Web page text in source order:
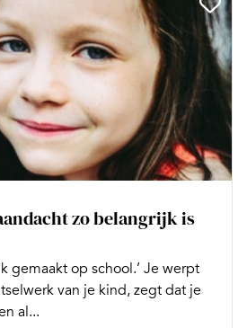
zo belangrijk is
gemaakt op school.’ Je werpt
van je kind, zegt dat je
al...